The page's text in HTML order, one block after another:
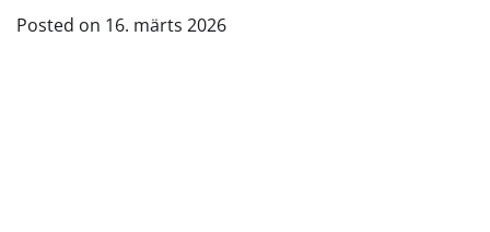
Posted on 16. märts 2026